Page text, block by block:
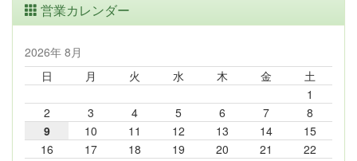
営業カレンダー
2026年 8月
日
月 火 水 木 金
土
1
2
3 4 5 6 7
8
9
10 11 12 13 14
15
16
17 18 19 20 21
22